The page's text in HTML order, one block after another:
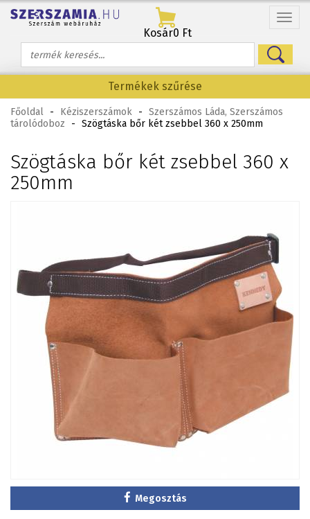
Menü
Kosár0 Ft
Termékek szűrése
Főoldal - Kéziszerszámok - Szerszámos Láda, Szerszámos
tárolódoboz
- Szögtáska bőr két zsebbel 360 x 250mm
Szögtáska bőr két zsebbel 360 x
250mm
Megosztás